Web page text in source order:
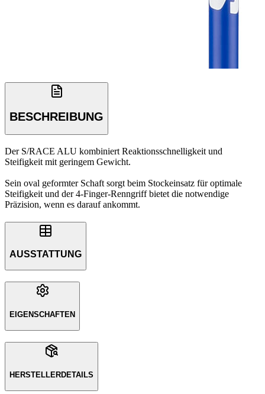
BESCHREIBUNG
Der S/RACE ALU kombiniert Reaktionsschnelligkeit und
Steifigkeit mit geringem Gewicht.
Sein oval geformter Schaft sorgt beim Stockeinsatz für optimale
Steifigkeit und der 4-Finger-Renngriff bietet die notwendige
Präzision, wenn es darauf ankommt.
AUSSTATTUNG
EIGENSCHAFTEN
HERSTELLERDETAILS